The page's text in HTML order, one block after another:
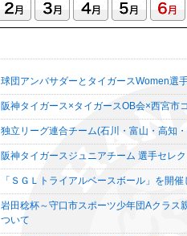
球団アンバサダーとタイガースWomen選
阪神タイガース×タイガースOB会×西宮市
独立リーグ連合チーム(石川・富山・高知
阪神タイガースジュニアチーム 選手セレ
「ＳＧＬトライアルベースボール」を開催
岩田稔杯～守口市スポーツ少年団Aクラス
ついて